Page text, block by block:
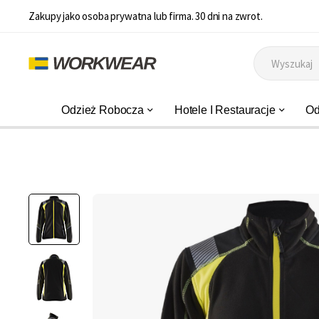
Zakupy jako osoba prywatna lub firma. 30 dni na zwrot.
Odzież Robocza Hotele I Restauracje
Przejdź
na
koniec
galerii